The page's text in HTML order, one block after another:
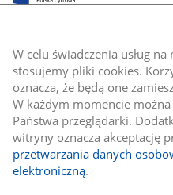
W celu świadczenia usług
stosujemy pliki cookies.
oznacza, że będą one
W każdym momencie
Państwa przeglądarki.
witryny oznacza akceptację
przetwarzania danych
elektroniczną.